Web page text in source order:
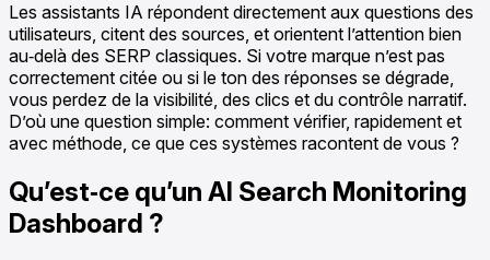
Les assistants IA répondent directement aux questions des
utilisateurs, citent des sources, et orientent l’attention bien
au‑delà des SERP classiques. Si votre marque n’est pas
correctement citée ou si le ton des réponses se dégrade,
vous perdez de la visibilité, des clics et du contrôle narratif.
D’où une question simple: comment vérifier, rapidement et
avec méthode, ce que ces systèmes racontent de vous ?
Qu’est‑ce qu’un AI Search Monitoring
Dashboard ?